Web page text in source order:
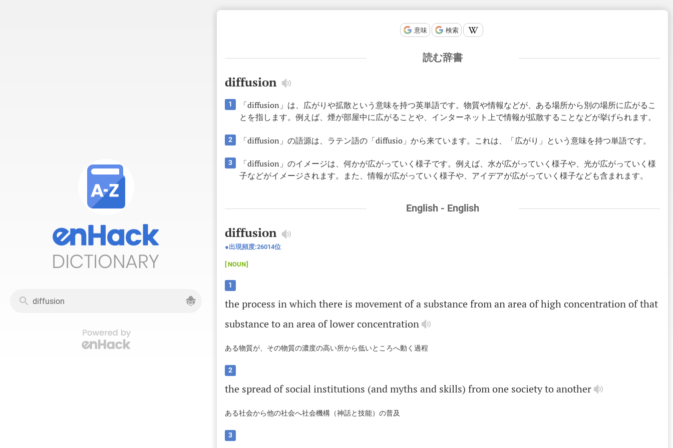
意味 検索
読む辞書
diffusion
1
「diffusion」は、広がりや拡散という意味を持つ英単語です。物質や情報などが、ある場所から別の場所に広がるこ
とを指します。例えば、煙が部屋中に広がることや、インターネット上で情報が拡散することなどが挙げられます。
2 「diffusion」の語源は、ラテン語の「diffusio」から来ています。これは、「広がり」という意味を持つ単語です。
3
「diffusion」のイメージは、何かが広がっていく様子です。例えば、水が広がっていく様子や、光が広がっていく様
子などがイメージされます。また、情報が広がっていく様子や、アイデアが広がっていく様子なども含まれます。
English - English
diffusion
出現頻度:26014位
NOUN
1
the process inwhichthere is movementofa substance fromanareaofhighconcentrationofthat
substance toanareaoflowerconcentration
ある物質が、その物質の濃度の高い所から低いところへ動く過程
2
the spreadof social institutions (andmyths and skills)fromone societytoanother
ある社会から他の社会へ社会機構（神話と技能）の普及
3